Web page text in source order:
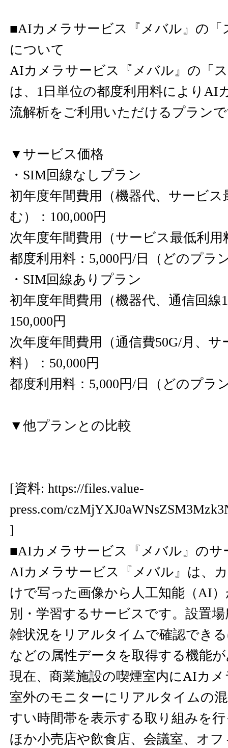
■AIカメラサービス『メバル』の「
について
AIカメラサービス『メバル』の「
は、1日単位の都度利用料によりAI
流解析をご利用いただけるプラン
▼サービス価格
・SIM回線なしプラン
初年度年間費用（機器代、サービス
む）：100,000円
次年度年間費用（サービス最低利用
都度利用料：5,000円/日（どのプラ
・SIM回線ありプラン
初年度年間費用（機器代、通信回線
150,000円
次年度年間費用（通信費50G/月、
料）：50,000円
都度利用料：5,000円/日（どのプラ
▼他プランとの比較
[資料: https://files.value-
press.com/
]
■AIカメラサービス『メバル』のサ
AIカメラサービス『メバル』は、
けで写った画像から人工知能（AI
別・学習するサービスです。設置
雑状況をリアルタイムで確認でき
などの属性データを取得する機能
現在、商業施設の喫煙室内にAIカ
室外のモニターにリアルタイムの
すい時間帯を表示する取り組みを
ほか小売店や飲食店、会議室、オ